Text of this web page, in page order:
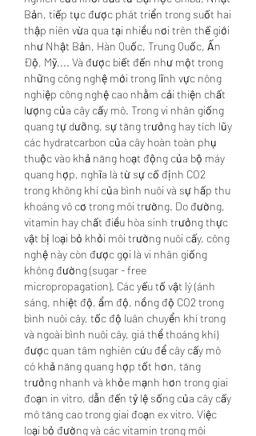
Bản, tiếp tục được phát triển trong suốt hai
thập niên vừa qua tại nhiều nơi trên thế giới
như Nhật Bản, Hàn Quốc, Trung Quốc, Ấn
Độ, Mỹ,... Và được biết đến như một trong
những công nghệ mới trong lĩnh vực nông
nghiệp công nghệ cao nhằm cải thiện chất
lượng của cây cấy mô. Trong vi nhân giống
quang tự dưỡng, sự tăng trưởng hay tích lũy
các hydratcarbon của cây hoàn toàn phụ
thuộc vào khả năng hoạt động của bộ máy
quang hợp, nghĩa là từ sự cố định CO2
trong không khí của bình nuôi và sự hấp thu
khoáng vô cơ trong môi trường. Do đường,
vitamin hay chất điều hòa sinh trưởng thực
vật bị loại bỏ khỏi môi trường nuôi cấy, công
nghệ này còn được gọi là vi nhân giống
không đường (sugar - free
micropropagation). Các yếu tố vật lý (ánh
sáng, nhiệt độ, ẩm độ, nồng độ CO2 trong
bình nuôi cây, tốc độ luân chuyển khí trong
và ngoài bình nuôi cây, giá thể thoáng khí)
được quan tâm nghiên cứu để cây cấy mô
có khả năng quang hợp tốt hơn, tăng
trưởng nhanh và khỏe mạnh hơn trong giai
đoạn in vitro, dẫn đến tỷ lệ sống của cây cấy
mô tăng cao trong giai đoạn ex vitro. Việc
loại bỏ đường và các vitamin trong môi